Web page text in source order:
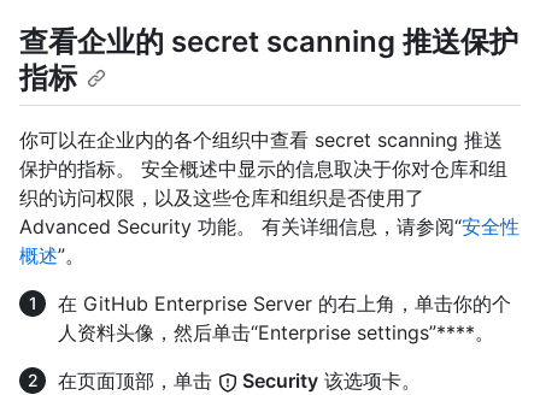
查看企业的 secret scanning 推送保护
指标
你可以在企业内的各个组织中查看 secret scanning 推送
保护的指标。 安全概述中显示的信息取决于你对仓库和组
织的访问权限，以及这些仓库和组织是否使用了
Advanced Security 功能。 有关详细信息，请参阅“安全性
概述”。
在 GitHub Enterprise Server 的右上角，单击你的个
人资料头像，然后单击“Enterprise settings”****。
在页面顶部，单击
Security 该选项卡。